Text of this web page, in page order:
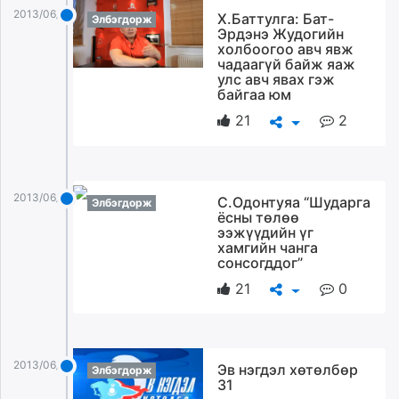
ikon.mn
Livetv.mn
zarig.mn
shudarga.mn
shuurhai.mn
2013/06/21 Элбэгдорж
Х.Баттулга: Бат-
Эрдэнэ Жудогийн
холбоогоо авч явж
чадаагүй байж яаж
улс авч явах гэж
байгаа юм
21
2
2013/06/21 Элбэгдорж
С.Одонтуяа “Шударга
ёсны төлөө
ээжүүдийн үг
хамгийн чанга
сонсогддог”
21
0
2013/06/21 Элбэгдорж
Эв нэгдэл хөтөлбөр
31